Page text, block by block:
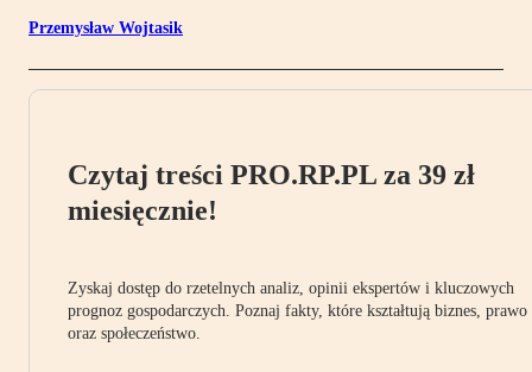
Przemysław Wojtasik
Czytaj treści PRO.RP.PL za 39 zł
miesięcznie!
Zyskaj dostęp do rzetelnych analiz, opinii ekspertów i kluczowych
prognoz gospodarczych. Poznaj fakty, które kształtują biznes, prawo
oraz społeczeństwo.